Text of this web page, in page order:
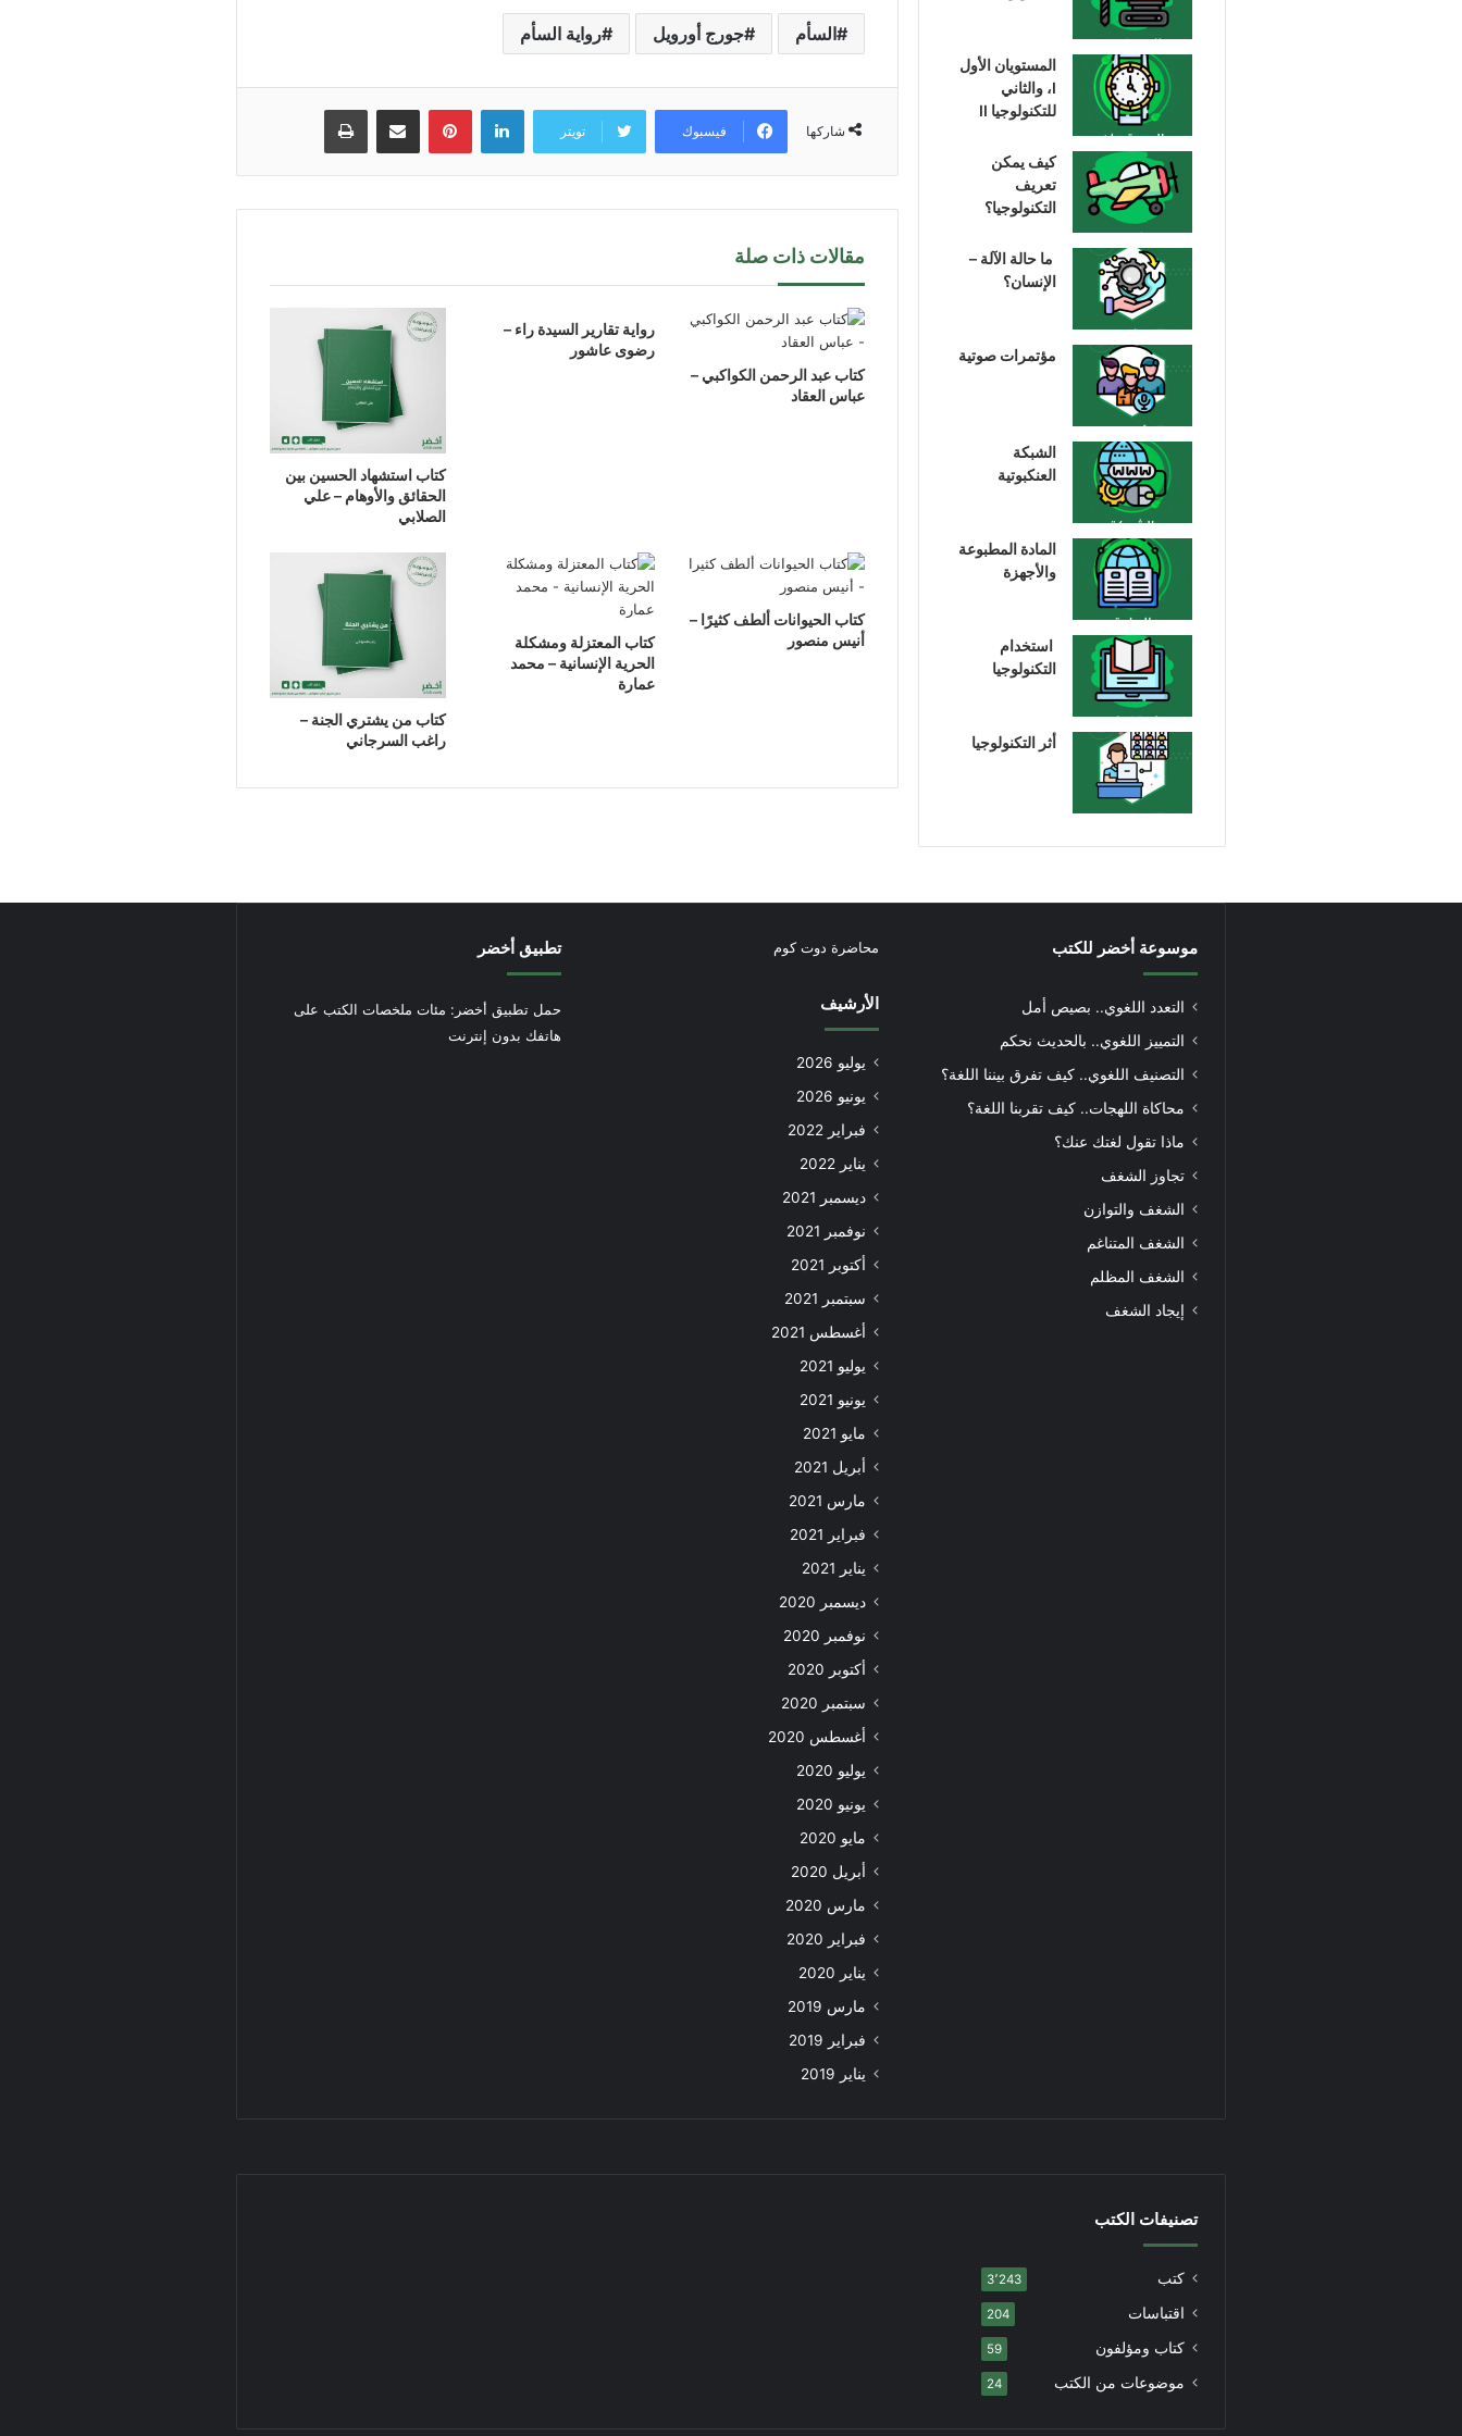
السأم جورج أورويل رواية السأم
شاركها فيسبوك تويتر
لينكدإن بينتيريستمشاركة عبر البريد طباعة
مقالات ذات صلة
كتاب عبد الرحمن الكواكبي –
عباس العقاد
رواية تقارير السيدة راء –
رضوى عاشور
كتاب استشهاد الحسين بين
الحقائق والأوهام – علي
الصلابي
كتاب الحيوانات ألطف كثيرًا –
أنيس منصور
كتاب المعتزلة ومشكلة
الحرية الإنسانية – محمد
عمارة
كتاب من يشتري الجنة –
راغب السرجاني
المستويان الأول
I، والثاني
للتكنولوجيا II
كيف يمكن
تعريف
التكنولوجيا؟
ما حالة الآلة –
الإنسان؟
مؤتمرات صوتية
الشبكة
العنكبوتية
المادة المطبوعة
والأجهزة
استخدام
التكنولوجيا
أثر التكنولوجيا
موسوعة أخضر للكتب
التعدد اللغوي.. بصيص أمل
التمييز اللغوي.. بالحديث نحكم
التصنيف اللغوي.. كيف تفرق بيننا اللغة؟
محاكاة اللهجات.. كيف تقربنا اللغة؟
ماذا تقول لغتك عنك؟
تجاوز الشغف
الشغف والتوازن
الشغف المتناغم
الشغف المظلم
إيجاد الشغف
محاضرة دوت كوم
الأرشيف
يوليو 2026
يونيو 2026
فبراير 2022
يناير 2022
ديسمبر 2021
نوفمبر 2021
أكتوبر 2021
سبتمبر 2021
أغسطس 2021
يوليو 2021
يونيو 2021
مايو 2021
أبريل 2021
مارس 2021
فبراير 2021
يناير 2021
ديسمبر 2020
نوفمبر 2020
أكتوبر 2020
سبتمبر 2020
أغسطس 2020
يوليو 2020
يونيو 2020
مايو 2020
أبريل 2020
مارس 2020
فبراير 2020
يناير 2020
مارس 2019
فبراير 2019
يناير 2019
تطبيق أخضر
حمل تطبيق أخضر: مئات ملخصات الكتب على
هاتفك بدون إنترنت
تصنيفات الكتب
كتب 3٬243
اقتباسات 204
كتاب ومؤلفون 59
موضوعات من الكتب 24